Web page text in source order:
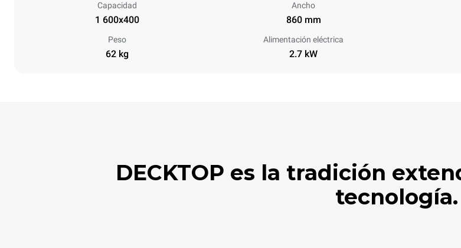
Capacidad
1 600x400
Ancho
860 mm
Peso
62 kg
Alimentación eléctrica
2.7 kW
DECKTOP es la tradición
tecnología.